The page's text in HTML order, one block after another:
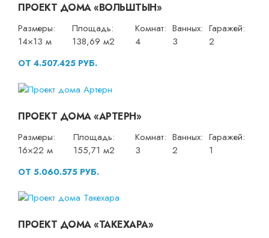
ПРОЕКТ ДОМА «ВОЛЬШТЫН»
Размеры:
14×13 м
Площадь:
138,69 м2
Комнат:
4
Ванных:
3
Гаражей:
2
ОТ 4.507.425 РУБ.
ПРОЕКТ ДОМА «АРТЕРН»
Размеры:
16×22 м
Площадь:
155,71 м2
Комнат:
3
Ванных:
2
Гаражей:
1
ОТ 5.060.575 РУБ.
ПРОЕКТ ДОМА «ТАКЕХАРА»